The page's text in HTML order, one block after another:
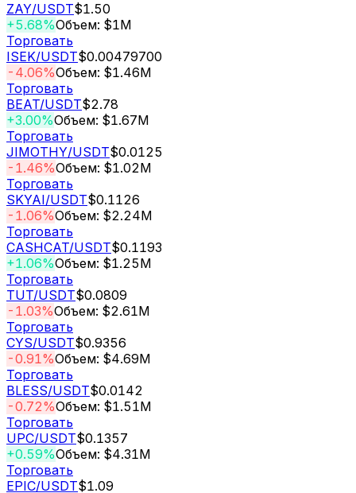
ZAY/USDT$1.50
+5.68%Объем: $1M
Торговать
ISEK/USDT$0.00479700
-4.06%Объем: $1.46M
Торговать
BEAT/USDT$2.78
+3.00%Объем: $1.67M
Торговать
JIMOTHY/USDT$0.0125
-1.46%Объем: $1.02M
Торговать
SKYAI/USDT$0.1126
-1.06%Объем: $2.24M
Торговать
CASHCAT/USDT$0.1193
+1.06%Объем: $1.25M
Торговать
TUT/USDT$0.0809
-1.03%Объем: $2.61M
Торговать
CYS/USDT$0.9356
-0.91%Объем: $4.69M
Торговать
BLESS/USDT$0.0142
-0.72%Объем: $1.51M
Торговать
UPC/USDT$0.1357
+0.59%Объем: $4.31M
Торговать
EPIC/USDT$1.09